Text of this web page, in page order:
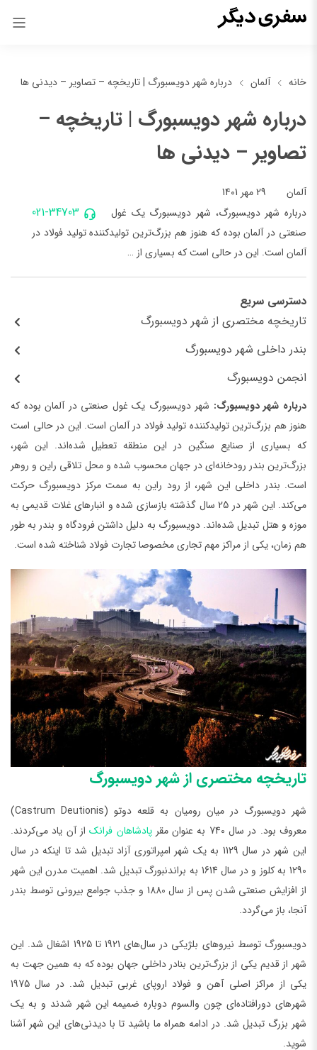
خانه آلمان درباره شهر دویسبورگ | تاریخچه – تصاویر – دیدنی ها
درباره شهر دویسبورگ | تاریخچه –
تصاویر – دیدنی ها
آلمان 29 مهر 1401
021-34703
درباره شهر دویسبورگ، شهر دویسبورگ یک غول
صنعتی در آلمان بوده که هنوز هم بزرگ‌ترین تولید‌کننده تولید فولاد در
آلمان است. این در حالی است که بسیاری از …
دسترسی سریع
تاریخچه مختصری از شهر دویسبورگ
بندر داخلی شهر دویسبورگ
انجمن دویسبورگ
درباره شهر دویسبورگ: شهر دویسبورگ یک غول صنعتی در آلمان بوده که
هنوز هم بزرگ‌ترین تولید‌کننده تولید فولاد در آلمان است. این در حالی است
که بسیاری از صنایع سنگین در این منطقه تعطیل شده‌اند. این شهر،
بزرگ‌ترین بندر رودخانه‌ای در جهان محسوب شده و محل تلاقی راین و روهر
است. بندر داخلی این شهر، از رود راین به سمت مرکز دویسبورگ حرکت
می‌کند. این شهر در 25 سال گذشته بازسازی شده و انبارهای غلات قدیمی به
موزه و هتل تبدیل شده‌اند. دویسبورگ به دلیل داشتن فرودگاه و بندر به طور
هم زمان، یکی از مراکز مهم تجاری مخصوصا تجارت فولاد شناخته شده است.
تاریخچه مختصری از شهر دویسبورگ
شهر دویسبورگ در میان رومیان به قلعه دوتو (Castrum Deutionis)
معروف بود. در سال 740 به عنوان مقر
پادشاهان فرانکاز آن یاد می‌کردند.
این شهر در سال 1129 به یک شهر امپراتوری آزاد تبدیل شد تا اینکه در سال
1290 به کلوز و در سال 1614 به براندنبورگ تبدیل شد. اهمیت مدرن این شهر
از افزایش صنعتی شدن پس از سال 1880 و جذب جوامع بیرونی توسط بندر
آنجا، باز می‌گردد.
دویسبورگ توسط نیروهای بلژیکی در سال‌های 1921 تا 1925 اشغال شد. این
شهر از قدیم یکی از بزرگ‌ترین بنادر داخلی جهان بوده که به همین جهت به
یکی از مراکز اصلی آهن و فولاد اروپای غربی تبدیل شد. در سال 1975
شهرهای دورافتاده‌ای چون والسوم دوباره ضمیمه این شهر شدند و به یک
شهر بزرگ تبدیل شد. در ادامه همراه ما باشید تا با دیدنی‌های این شهر آشنا
شوید.